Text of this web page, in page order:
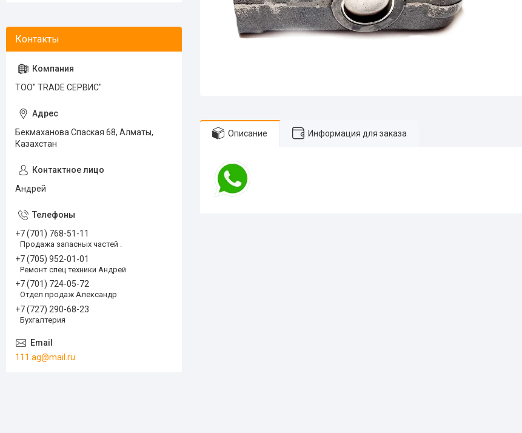
Описание Информация для заказа
ТОО" TRADE СЕРВИС"
Бекмаханова Спаская 68, Алматы,
Казахстан
Андрей
+7 (701) 768-51-11
Продажа запасных частей .
+7 (705) 952-01-01
Ремонт спец техники Андрей
+7 (701) 724-05-72
Отдел продаж Александр
+7 (727) 290-68-23
Бухгалтерия
111.ag@mail.ru